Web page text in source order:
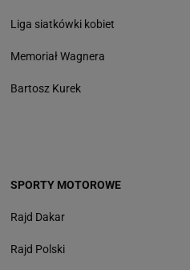
Liga siatkówki kobiet
Memoriał Wagnera
Bartosz Kurek
SPORTY MOTOROWE
Rajd Dakar
Rajd Polski